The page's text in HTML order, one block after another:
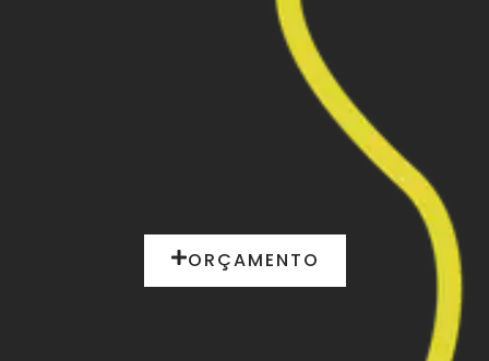
ORÇAMENTO